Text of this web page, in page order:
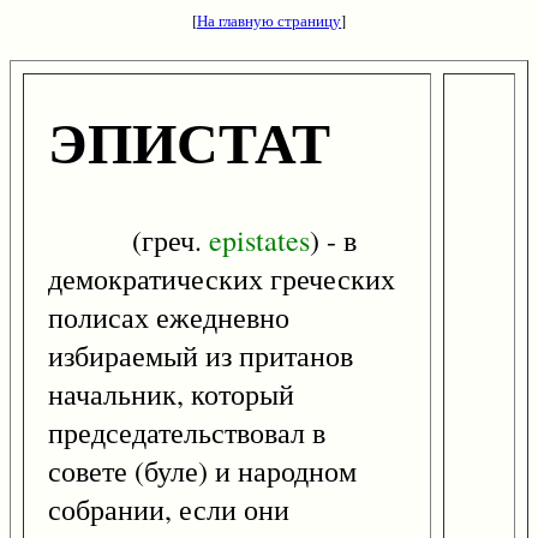
[На главную страницу]
ЭПИСТАТ
(греч. epistates) - в
демократических греческих
полисах ежедневно
избираемый из пританов
начальник, который
председательствовал в
совете (буле) и народном
собрании, если они